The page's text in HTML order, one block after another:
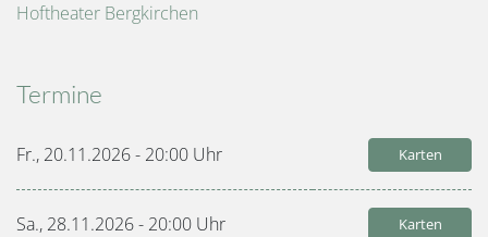
Hoftheater Bergkirchen
Termine
Fr., 20.11.2026 - 20:00 Uhr Karten
Sa., 28.11.2026 - 20:00 Uhr Karten